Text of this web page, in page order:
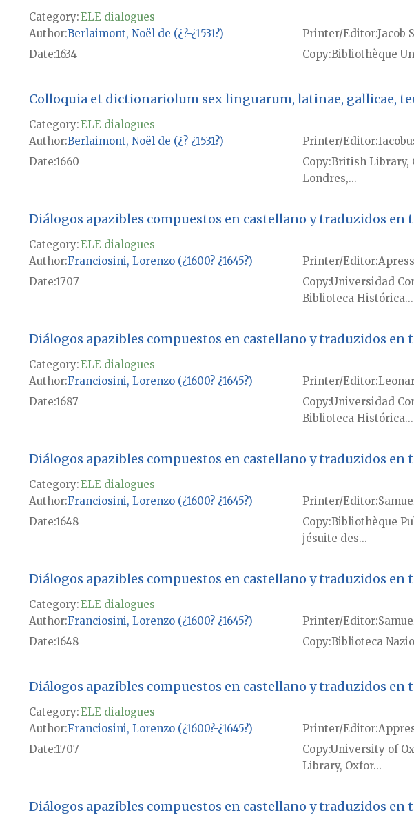
Category:ELE dialogues
Author Berlaimont, Noël de (¿?-¿1531?) Printer/EditorJacob
Date1634 Copy Bibliothèque
Colloquia et dictionariolum sex linguarum, latinae, gallicae,
Category:ELE dialogues
Author Berlaimont, Noël de (¿?-¿1531?) Printer/Editor
Date1660 Copy British Library,
Londres,...
Diálogos apazibles compuestos en castellano y traduzidos en
Category:ELE dialogues
Author Franciosini, Lorenzo (¿1600?-¿1645?) Printer/Editor
Date1707 CopyUniversidad
Biblioteca Histórica...
Diálogos apazibles compuestos en castellano y traduzidos en
Category:ELE dialogues
Author Franciosini, Lorenzo (¿1600?-¿1645?) Printer/Editor
Date1687 CopyUniversidad
Biblioteca Histórica...
Diálogos apazibles compuestos en castellano y traduzidos en
Category:ELE dialogues
Author Franciosini, Lorenzo (¿1600?-¿1645?) Printer/Editor
Date1648 Copy Bibliothèque
jésuite des...
Diálogos apazibles compuestos en castellano y traduzidos en
Category:ELE dialogues
Author Franciosini, Lorenzo (¿1600?-¿1645?) Printer/Editor
Date1648 Copy Biblioteca
Diálogos apazibles compuestos en castellano y traduzidos en
Category:ELE dialogues
Author Franciosini, Lorenzo (¿1600?-¿1645?) Printer/Editor
Date1707 CopyUniversity of
Library, Oxfor...
Diálogos apazibles compuestos en castellano y traduzidos en